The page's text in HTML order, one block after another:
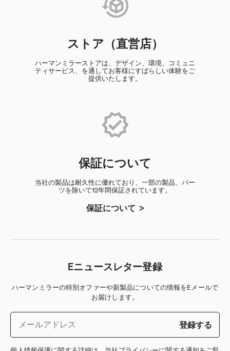
ストア（直営店）
ハーマンミラーストアは、デザイン、環境、コミュニ
ティサービス、を通してお客様にすばらしい体験をご
提供いたします。
保証について
当社の製品は耐久性に優れており、一部の製品、パー
ツを除いて12年間保証されています。
保証について
Eニュースレター登録
ハーマンミラーの特別オファーや新製品についての情報をEメールで
お届けします。
登録する